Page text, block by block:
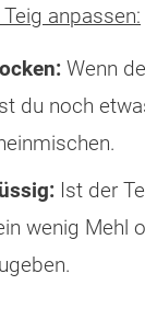
anpassen:
Wenn
du noch
Ist der
wenig Mehl